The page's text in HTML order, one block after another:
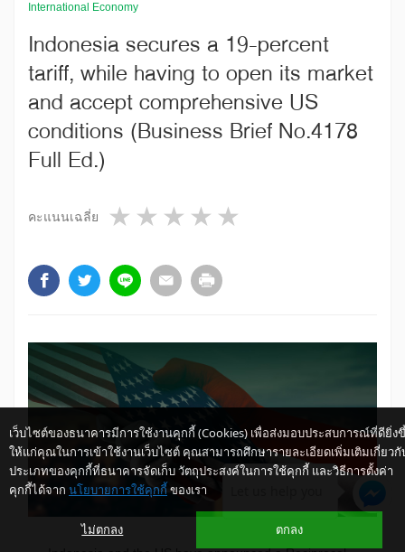
International Economy
Indonesia secures a 19-percent
tariff, while having to open its market
and accept comprehensive US
conditions (Business Brief No.4178
Full Ed.)
คะแนนเฉลี่ย 4 stars
3 stars
2 stars
1 star
เว็บไซต์ของธนาคารมีการใช้งานคุกกี้ (Cookies) เพื่อส่งมอบประสบการณ์ที่ดียิ่ง
ให้แก่คุณในการเข้าใช้งานเว็บไซต์ คุณสามารถศึกษารายละเอียดเพิ่มเติมเกี่ยวกั
ประเภทของคุกกี้ที่ธนาคารจัดเก็บ วัตถุประสงค์ในการใช้คุกกี้ และวิธีการตั้งค่า
คุกกี้ได้จาก นโยบายการใช้คุกกี้ ของเรา
ไม่ตกลง ตกลง